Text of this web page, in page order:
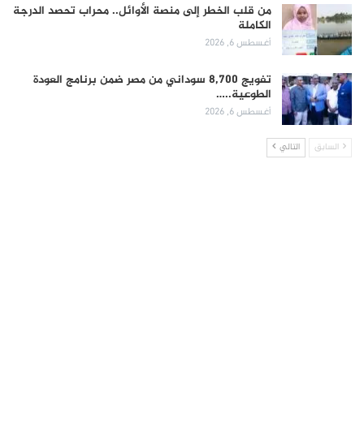
من قلب الخطر إلى منصة الأوائل.. محراب تحصد الدرجة
الكاملة
أغسطس 6, 2026
تفويج 8,700 سوداني من مصر ضمن برنامج العودة
الطوعية..…
أغسطس 6, 2026
السابق التالي